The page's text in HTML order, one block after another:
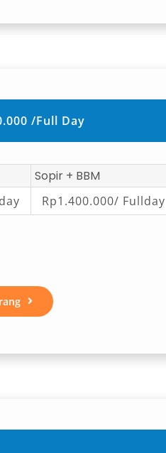
/Full Day
Sopir + BBM
Rp1.400.000/ Fullday